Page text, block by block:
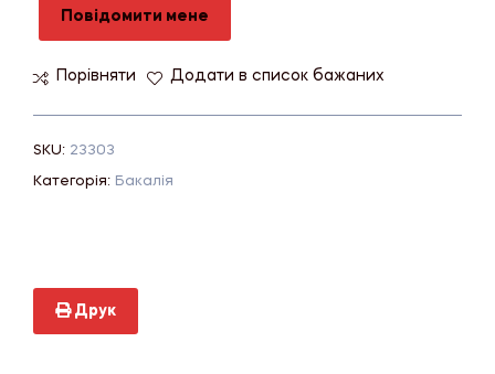
Повідомити мене
Порівняти Додати в список бажаних
SKU: 23303
Категорія: Бакалія
Друк